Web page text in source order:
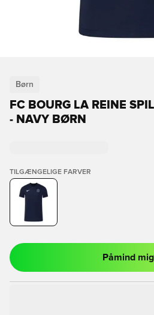
Børn
FC BOURG LA REINE
- NAVY BØRN
TILGÆNGELIGE FARVER
Påmind mig